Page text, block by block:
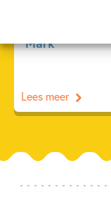
Mark
Lees meer